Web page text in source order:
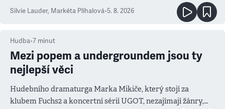
Silvie Lauder, Markéta Plíhalová•5. 8. 2026
Hudba•7 minut
Mezi popem a undergroundem jsou ty
nejlepší věci
Hudebního dramaturga Marka Mikiče, který stojí za
klubem Fuchs2 a koncertní sérií UGOT, nezajímají žánry,